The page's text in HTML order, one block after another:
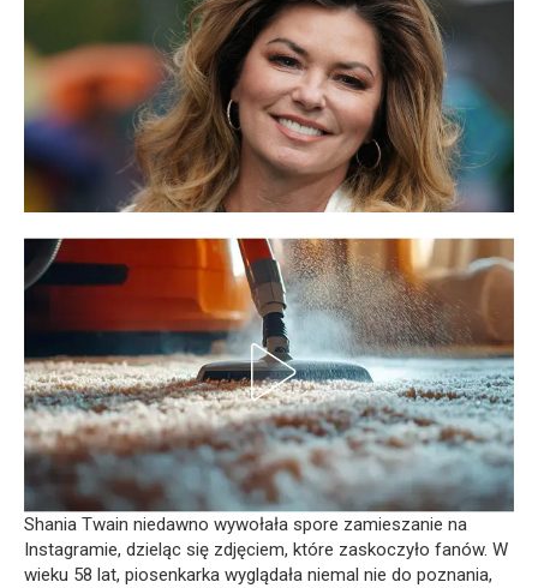
Shania Twain niedawno wywołała spore zamieszanie na
Instagramie, dzieląc się zdjęciem, które zaskoczyło fanów. W
wieku 58 lat, piosenkarka wyglądała niemal nie do poznania,